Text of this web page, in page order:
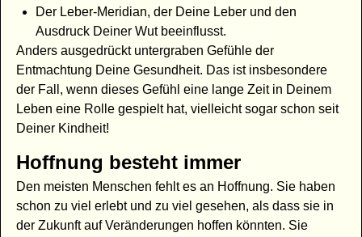
Der Leber-Meridian, der Deine Leber und den
Ausdruck Deiner Wut beeinflusst.
Anders ausgedrückt untergraben Gefühle der
Entmachtung Deine Gesundheit. Das ist insbesondere
der Fall, wenn dieses Gefühl eine lange Zeit in Deinem
Leben eine Rolle gespielt hat, vielleicht sogar schon seit
Deiner Kindheit!
Hoffnung besteht immer
Den meisten Menschen fehlt es an Hoffnung. Sie haben
schon zu viel erlebt und zu viel gesehen, als dass sie in
der Zukunft auf Veränderungen hoffen könnten. Sie